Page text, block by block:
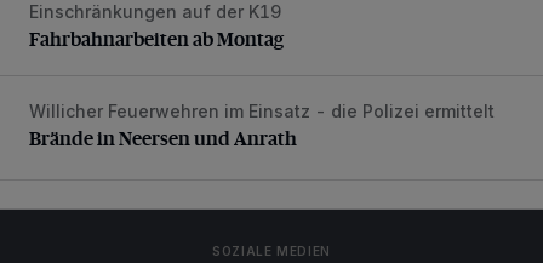
Fahrbahnarbeiten ab Montag
Einschränkungen auf der K19
Fahrbahnarbeiten ab Montag
Brände in Neersen und Anrath
Willicher Feuerwehren im Einsatz - die Polizei ermittelt
Brände in Neersen und Anrath
SOZIALE MEDIEN